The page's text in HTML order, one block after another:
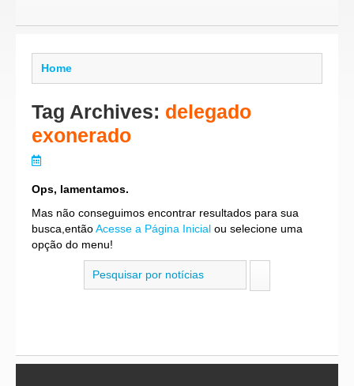
Home
Tag Archives: delegado
exonerado
Ops, lamentamos.
Mas não conseguimos encontrar resultados para sua
busca,entãoAcesse a Página Inicial ou selecione uma
opção do menu!